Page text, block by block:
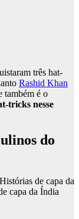
três hat-
Rashid Khan
também é o
tricks nesse
do
Histórias de capa da
capa da Índia